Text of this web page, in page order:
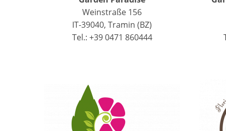
Weinstraße 156
IT-39040, Tramin (BZ)
Tel.: +39 0471 860444